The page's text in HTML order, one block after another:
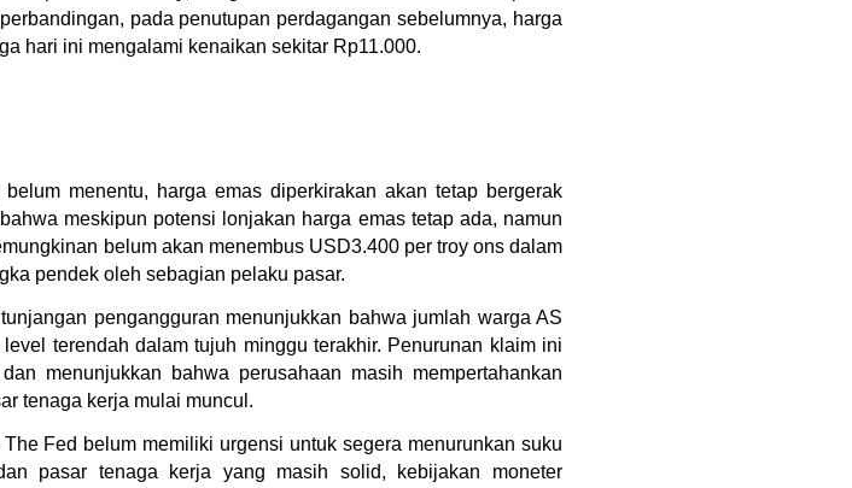
pada penutupan perdagangan sebelumnya, harga
hari ini mengalami kenaikan sekitar Rp11.000.
menentu, harga emas diperkirakan akan tetap bergerak
meskipun potensi lonjakan harga emas tetap ada, namun
belum akan menembus USD3.400 per troy ons dalam
pendek oleh sebagian pelaku pasar.
pengangguran menunjukkan bahwa jumlah warga AS
terendah dalam tujuh minggu terakhir. Penurunan klaim ini
menunjukkan bahwa perusahaan masih mempertahankan
tenaga kerja mulai muncul.
Fed belum memiliki urgensi untuk segera menurunkan suku
pasar tenaga kerja yang masih solid, kebijakan moneter